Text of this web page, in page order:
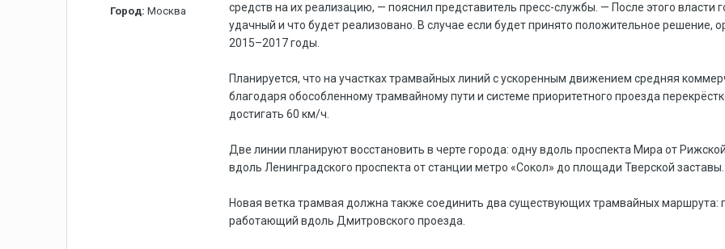
Город: Москва
средств на их реализацию, — пояснил представитель пресс-службы. — После этого власти
удачный и что будет реализовано. В случае если будет принято положительное решение,
2015–2017 годы.
Планируется, что на участках трамвайных линий с ускоренным движением средняя
благодаря обособленному трамвайному пути и системе приоритетного проезда
достигать 60 км/ч.
Две линии планируют восстановить в черте города: одну вдоль проспекта Мира от
вдоль Ленинградского проспекта от станции метро «Сокол» до площади Тверской заставы.
Новая ветка трамвая должна также соединить два существующих трамвайных
работающий вдоль Дмитровского проезда.